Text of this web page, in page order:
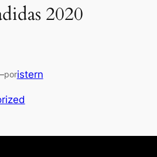
2020
poristern